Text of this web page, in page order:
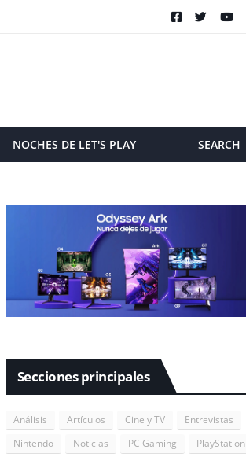
NOCHES DE LET'S PLAY SEARCH
Secciones principales
Análisis Artículos Cine y TV
Entrevistas
Nintendo
Noticias PC Gaming
PlayStation